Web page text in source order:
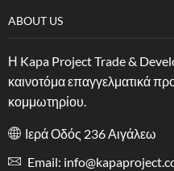
ABOUT US
Η Kapa Project Trade &
καινοτόμα επαγγελματικά
κομμωτηρίου.
Ιερά Οδός 236 Αιγάλεω
Email: